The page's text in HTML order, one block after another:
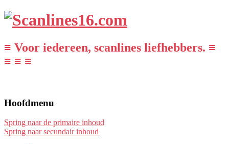
≡ Voor iedereen, scanlines liefhebbers. ≡
≡ ≡ ≡
Hoofdmenu
Spring naar de primaire inhoud
Spring naar secundair inhoud